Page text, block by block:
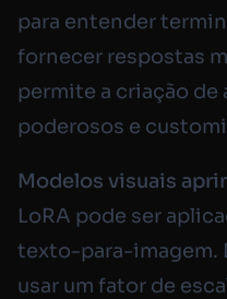
para entender
fornecer respostas
permite a criação
poderosos e
Modelos visuais
LoRA pode ser
texto-para-imagem.
usar um fator de